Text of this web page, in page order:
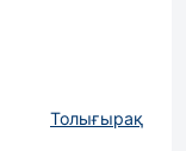
Толығырақ